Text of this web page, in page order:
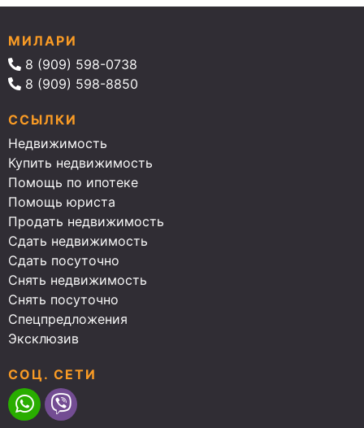
МИЛАРИ
8 (909) 598-0738
8 (909) 598-8850
ССЫЛКИ
Недвижимость
Купить недвижимость
Помощь по ипотеке
Помощь юриста
Продать недвижимость
Сдать недвижимость
Сдать посуточно
Снять недвижимость
Снять посуточно
Спецпредложения
Эксклюзив
СОЦ. СЕТИ